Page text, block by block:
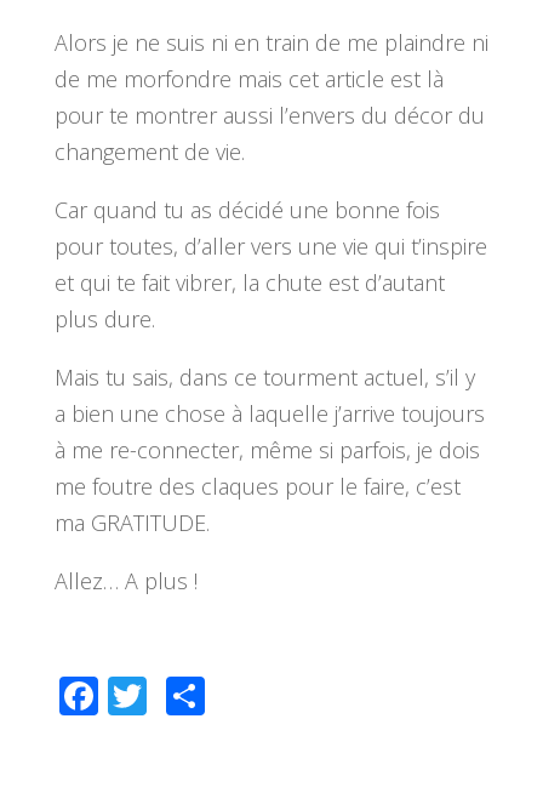
Alors je ne suis ni en train de me plaindre ni
de me morfondre mais cet article est là
pour te montrer aussi l’envers du décor du
changement de vie.
Car quand tu as décidé une bonne fois
pour toutes, d’aller vers une vie qui t’inspire
et qui te fait vibrer, la chute est d’autant
plus dure.
Mais tu sais, dans ce tourment actuel, s’il y
a bien une chose à laquelle j’arrive toujours
à me re-connecter, même si parfois, je dois
me foutre des claques pour le faire, c’est
ma GRATITUDE.
Allez… A plus !
F T P